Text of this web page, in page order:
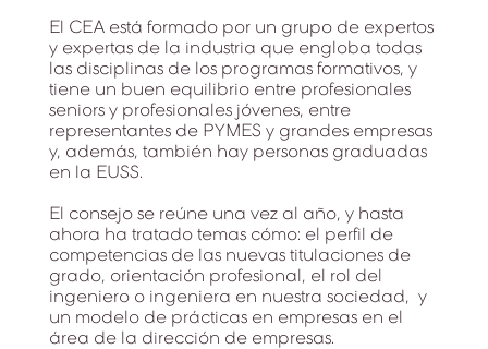
El CEA está formado por un grupo de expertos
y expertas de la industria que engloba todas
las disciplinas de los programas formativos, y
tiene un buen equilibrio entre profesionales
seniors y profesionales jóvenes, entre
representantes de PYMES y grandes empresas
y, además, también hay personas graduadas
en la EUSS.
El consejo se reúne una vez al año, y hasta
ahora ha tratado temas cómo: el perfil de
competencias de las nuevas titulaciones de
grado, orientación profesional, el rol del
ingeniero o ingeniera en nuestra sociedad, y
un modelo de prácticas en empresas en el
área de la dirección de empresas.